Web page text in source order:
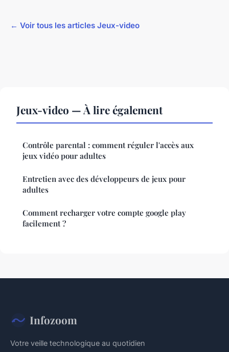
← Voir tous les articles Jeux-video
Jeux-video — À lire également
Contrôle parental : comment réguler l'accès aux
jeux vidéo pour adultes
Entretien avec des développeurs de jeux pour
adultes
Comment recharger votre compte google play
facilement ?
Infozoom
Votre veille technologique au quotidien